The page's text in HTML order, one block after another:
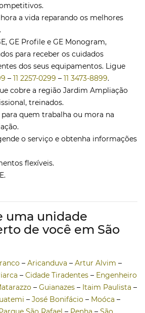
a vida reparando os melhores
GE Profile e GE Monogram,
para receber os cuidados
dos seus equipamentos. Ligue
– 11 2257-0299 – 11 3473-8899.
cobre a região Jardim Ampliação
treinados.
quem trabalha ou mora na
o serviço e obtenha informações
flexíveis.
uma unidade
de você em São
– Aricanduva – Artur Alvim –
– Cidade Tiradentes – Engenheiro
– Guianazes – Itaim Paulista –
– José Bonifácio – Moóca –